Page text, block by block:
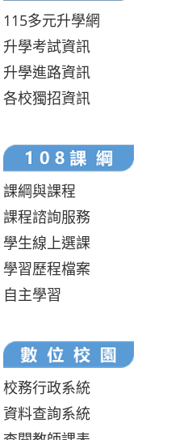
115多元升學網
升學考試資訊
升學進路資訊
各校獨招資訊
課綱與課程
課程諮詢服務
學生線上選課
學習歷程檔案
自主學習
校務行政系統
資料查詢系統